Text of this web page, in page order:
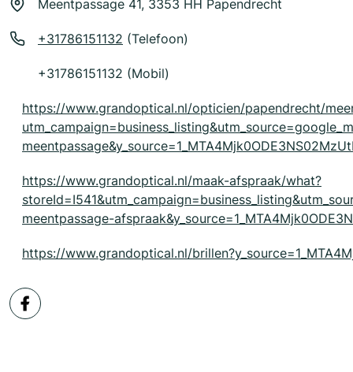
Meentpassage 41, 3353 HH Papendrecht
+31786151132 (Telefoon)
+31786151132 (Mobil)
https://www.grandoptical.nl/opticien/papendrecht/
https://www.grandoptical.nl/maak-afspraak/what?
meentpassage-
https://www.grandoptical.nl/